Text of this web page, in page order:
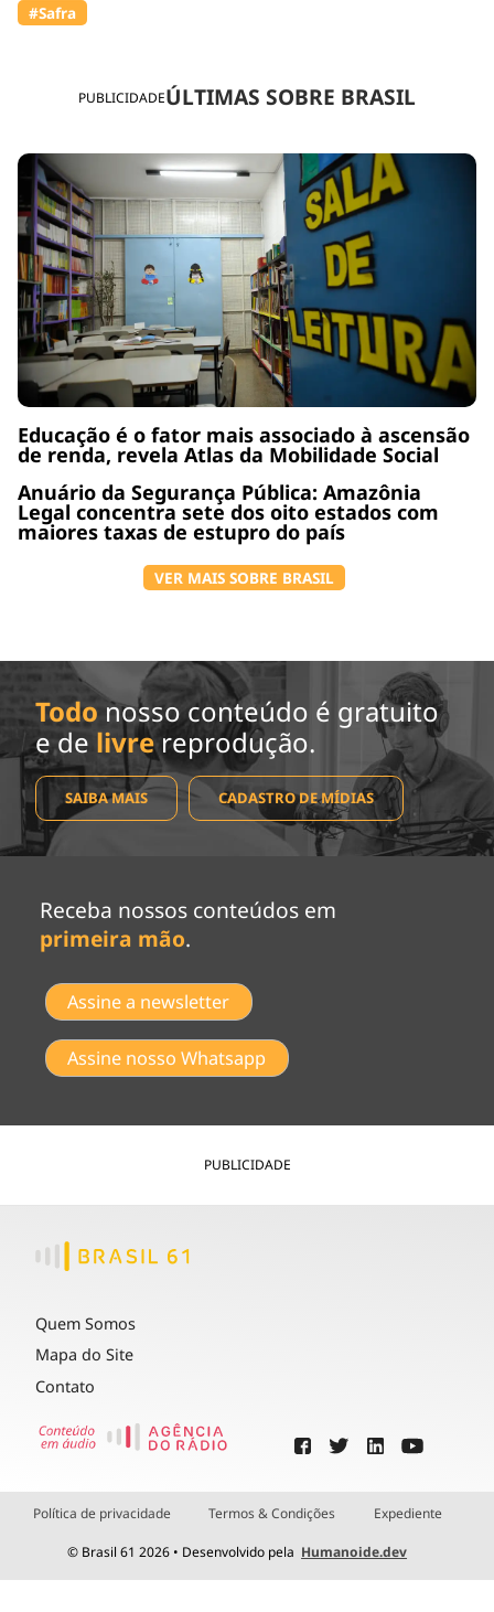
PUBLICIDADEÚLTIMAS SOBRE BRASIL
Educação é o fator mais associado à ascensão
de renda, revela Atlas da Mobilidade Social
Anuário da Segurança Pública: Amazônia
Legal concentra sete dos oito estados com
maiores taxas de estupro do país
VER MAIS SOBRE BRASIL
#Safra
Todo nosso conteúdo é gratuito
e de livrereprodução.
SAIBA MAIS CADASTRO DE MÍDIAS
Receba nossos conteúdos em
primeira mão.
Assine a newsletter
Assine nosso Whatsapp
PUBLICIDADE
Quem Somos
Mapa do Site
Contato
Política de privacidade Termos & Condições Expediente
© Brasil 61 2026 • Desenvolvido pela Humanoide.dev